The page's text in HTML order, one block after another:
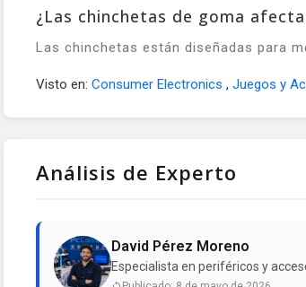
¿Las chinchetas de goma
Las chinchetas están diseñadas para
Visto en: Consumer Electronics , Juegos y
Análisis de Experto
David Pérez Moreno
Especialista en periféricos y